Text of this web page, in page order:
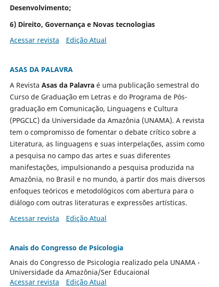
Desenvolvimento;
6) Direito, Governança e Novas tecnologias
Acessar revista
Edição Atual
ASAS DA PALAVRA
A Revista Asas da Palavraé uma publicação semestral do
Curso de Graduação em Letras e do Programa de Pós-
graduação em Comunicação, Linguagens e Cultura
(PPGCLC) da Universidade da Amazônia (UNAMA). A revista
tem o compromisso de fomentar o debate crítico sobre a
Literatura, as linguagens e suas interpelações, assim como
a pesquisa no campo das artes e suas diferentes
manifestações, impulsionando a pesquisa produzida na
Amazônia, no Brasil e no mundo, a partir dos mais diversos
enfoques teóricos e metodológicos com abertura para o
diálogo com outras literaturas e expressões artísticas.
Acessar revista
Edição Atual
Anais do Congresso de Psicologia
Anais do Congresso de Psicologia realizado pela UNAMA -
Universidade da Amazônia/Ser Educaional
Acessar revista
Edição Atual